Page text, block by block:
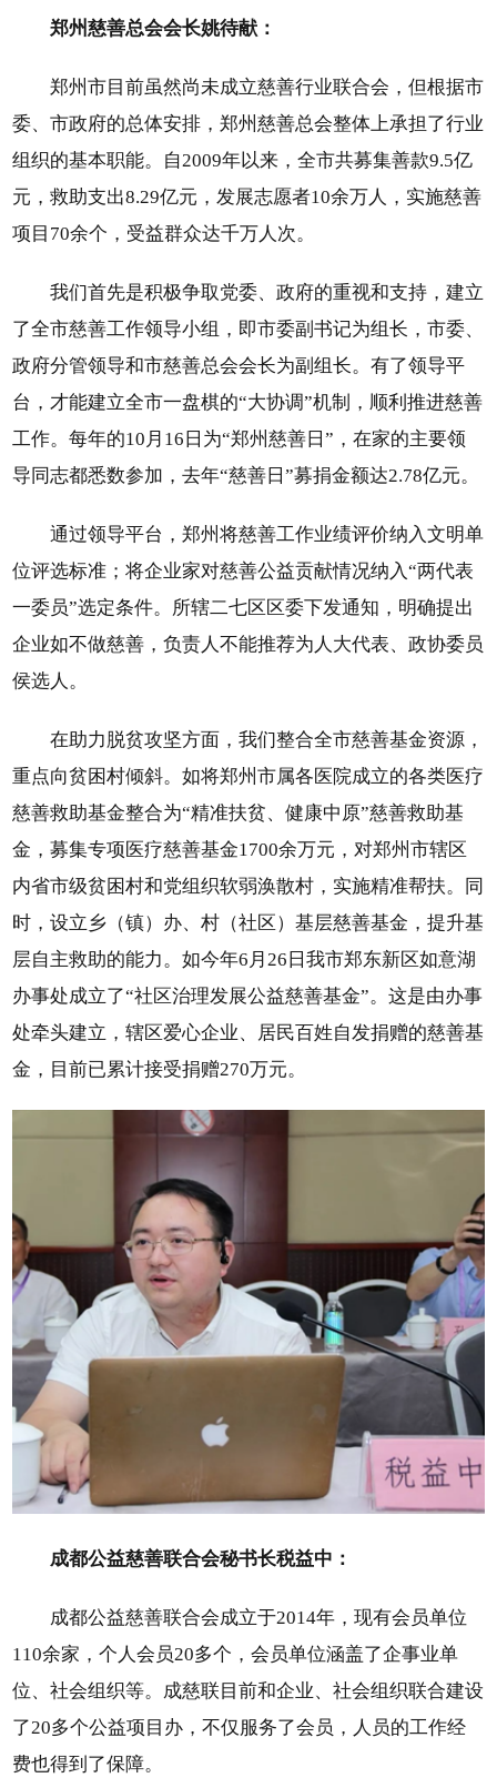
郑州慈善总会会长姚待献：
郑州市目前虽然尚未成立慈善行业联合会，但根据市
委、市政府的总体安排，郑州慈善总会整体上承担了行业
组织的基本职能。自2009年以来，全市共募集善款9.5亿
元，救助支出8.29亿元，发展志愿者10余万人，实施慈善
项目70余个，受益群众达千万人次。
我们首先是积极争取党委、政府的重视和支持，建立
了全市慈善工作领导小组，即市委副书记为组长，市委、
政府分管领导和市慈善总会会长为副组长。有了领导平
台，才能建立全市一盘棋的“大协调”机制，顺利推进慈善
工作。每年的10月16日为“郑州慈善日”，在家的主要领
导同志都悉数参加，去年“慈善日”募捐金额达2.78亿元。
通过领导平台，郑州将慈善工作业绩评价纳入文明单
位评选标准；将企业家对慈善公益贡献情况纳入“两代表
一委员”选定条件。所辖二七区区委下发通知，明确提出
企业如不做慈善，负责人不能推荐为人大代表、政协委员
侯选人。
在助力脱贫攻坚方面，我们整合全市慈善基金资源，
重点向贫困村倾斜。如将郑州市属各医院成立的各类医疗
慈善救助基金整合为“精准扶贫、健康中原”慈善救助基
金，募集专项医疗慈善基金1700余万元，对郑州市辖区
内省市级贫困村和党组织软弱涣散村，实施精准帮扶。同
时，设立乡（镇）办、村（社区）基层慈善基金，提升基
层自主救助的能力。如今年6月26日我市郑东新区如意湖
办事处成立了“社区治理发展公益慈善基金”。这是由办事
处牵头建立，辖区爱心企业、居民百姓自发捐赠的慈善基
金，目前已累计接受捐赠270万元。
成都公益慈善联合会秘书长税益中：
成都公益慈善联合会成立于2014年，现有会员单位
110余家，个人会员20多个，会员单位涵盖了企事业单
位、社会组织等。成慈联目前和企业、社会组织联合建设
了20多个公益项目办，不仅服务了会员，人员的工作经
费也得到了保障。